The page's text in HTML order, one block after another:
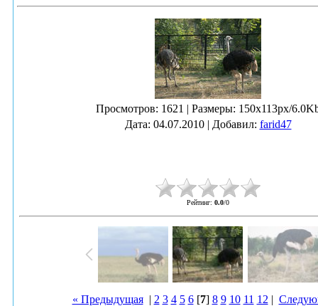
Просмотров: 1621 | Размеры: 150x113px/
Дата: 04.07.2010 | Добавил: farid47
Рейтинг: 0.0/0
« Предыдущая| 2 3 4 5 6[7] 8 9 10 11 12 |